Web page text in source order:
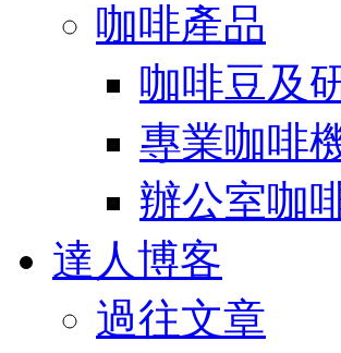
咖啡產品
咖啡豆及
專業咖啡
辦公室咖
達人博客
過往文章